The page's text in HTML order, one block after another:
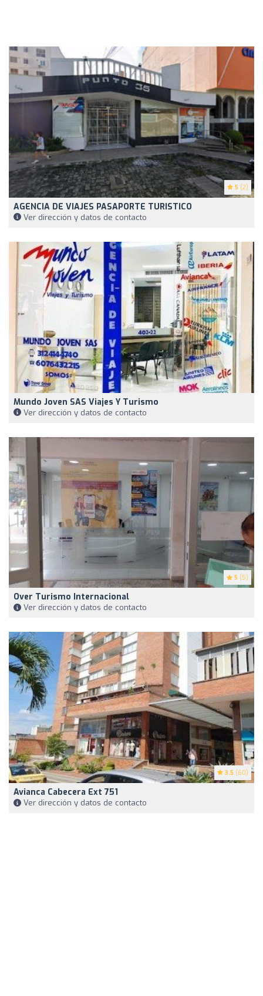
5 (2)
AGENCIA DE VIAJES PASAPORTE TURISTICO
Ver dirección y datos de contacto
Mundo Joven SAS Viajes Y Turismo
Ver dirección y datos de contacto
5 (5)
Over Turismo Internacional
Ver dirección y datos de contacto
3.5 (60)
Avianca Cabecera Ext 751
Ver dirección y datos de contacto